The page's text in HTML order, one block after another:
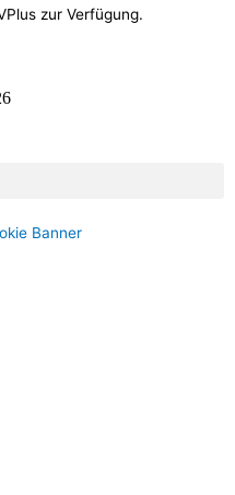
zur Verfügung.
Banner